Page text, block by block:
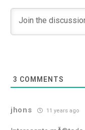
3 COMMENTS
jhons 11 years ago